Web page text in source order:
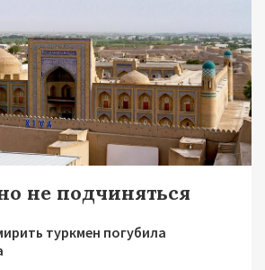
не подчиняться
туркмен погубила